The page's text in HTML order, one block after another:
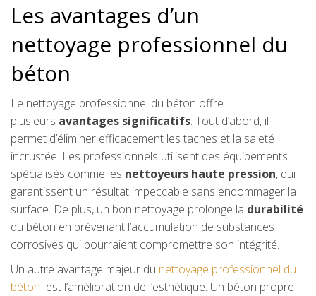
Les avantages d’un
nettoyage professionnel du
béton
Le nettoyage professionnel du béton offre
plusieurs avantages significatifs. Tout d’abord, il
permet d’éliminer efficacement les taches et la saleté
incrustée. Les professionnels utilisent des équipements
spécialisés comme les nettoyeurs haute pression, qui
garantissent un résultat impeccable sans endommager la
surface. De plus, un bon nettoyage prolonge la durabilité
du béton en prévenant l’accumulation de substances
corrosives qui pourraient compromettre son intégrité.
Un autre avantage majeur du nettoyage professionnel du
béton est l’amélioration de l’esthétique. Un béton propre